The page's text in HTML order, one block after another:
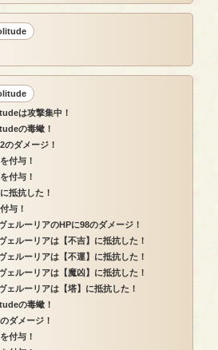
は攻撃集中！
の毒蠍！
のダメージ！
付与！
付与！
抵抗した！
与！
ェルーリアのHPに98のダメージ！
ェルーリアは【不吉】に抵抗した！
ェルーリアは【不運】に抵抗した！
ェルーリアは【魔凶】に抵抗した！
ェルーリアは【塔】に抵抗した！
の毒蠍！
ダメージ！
付与！